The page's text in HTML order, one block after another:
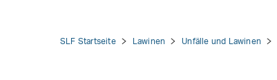
SLF Startseite Lawinen Unfälle und Lawinen